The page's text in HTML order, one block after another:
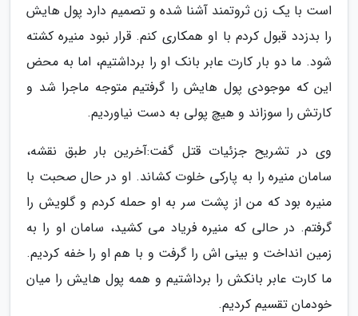
است با یک زن ثروتمند آشنا شده و تصمیم دارد پول هایش
را بدزدد قبول کردم با او همکاری کنم. قرار نبود منیره کشته
شود. ما دو بار کارت عابر بانک او را برداشتیم، اما به محض
این که موجودی پول هایش را گرفتیم متوجه ماجرا شد و
کارتش را سوزاند و هیچ پولی به دست نیاوردیم.
وی در تشریح جزئیات قتل گفت:آخرین بار طبق نقشه،
سامان منیره را به پارکی خلوت کشاند. او در حال صحبت با
منیره بود که من از پشت سر به او حمله کردم و گلویش را
گرفتم. در حالی که منیره فریاد می کشید، سامان او را به
زمین انداخت و بینی اش را گرفت و با هم او را خفه کردیم.
ما کارت عابر بانکش را برداشتیم و همه پول هایش را میان
خودمان تقسیم کردیم.